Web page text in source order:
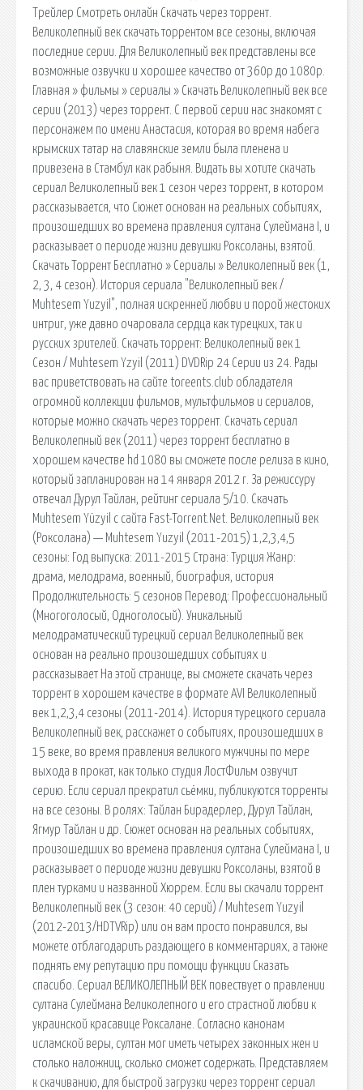
Трейлер Смотреть онлайн Скачать через торрент.
Великолепный век скачать торрентом все сезоны, включая
последние серии. Для Великолепный век представлены все
возможные озвучки и хорошее качество от 360p до 1080p.
Главная » фильмы » сериалы » Скачать Великолепный век все
серии (2013) через торрент. С первой серии нас знакомят с
персонажем по имени Анастасия, которая во время набега
крымских татар на славянские земли была пленена и
привезена в Стамбул как рабыня. Видать вы хотите скачать
сериал Великолепный век 1 сезон через торрент, в котором
рассказывается, что Сюжет основан на реальных событиях,
произошедших во времена правления султана Сулеймана I, и
расказывает о периоде жизни девушки Роксоланы, взятой.
Скачать Торрент Бесплатно » Сериалы » Великолепный век (1,
2, 3, 4 сезон). История сериала "Великолепный век /
Muhtesem Yuzyil", полная искренней любви и порой жестоких
интриг, уже давно очаровала сердца как турецких, так и
русских зрителей. Скачать торрент: Великолепный век 1
Сезон / Muhtesem Yzyil (2011) DVDRip 24 Серии из 24. Рады
вас приветствовать на сайте toreents.club обладателя
огромной коллекции фильмов, мультфильмов и сериалов,
которые можно скачать через торрент. Скачать сериал
Великолепный век (2011) через торрент бесплатно в
хорошем качестве hd 1080 вы сможете после релиза в кино,
который запланирован на 14 января 2012 г. За режиссуру
отвечал Дурул Тайлан, рейтинг сериала 5/10. Скачать
Muhtesem Yüzyil с сайта Fast-Torrent.Net. Великолепный век
(Роксолана) — Muhtesem Yuzyil (2011-2015) 1,2,3,4,5
сезоны: Год выпуска: 2011-2015 Страна: Турция Жанр:
драма, мелодрама, военный, биография, история
Продолжительность: 5 сезонов Перевод: Профессиональный
(Многоголосый, Одноголосый). Уникальный
мелодраматический турецкий сериал Великолепный век
основан на реально произошедших событиях и
рассказывает На этой странице, вы сможете скачать через
торрент в хорошем качестве в формате AVI Великолепный
век 1,2,3,4 сезоны (2011-2014). История турецкого сериала
Великолепный век, расскажет о событиях, произошедших в
15 веке, во время правления великого мужчины по мере
выхода в прокат, как только студия ЛостФильм озвучит
серию. Если сериал прекратил сьёмки, публикуются торренты
на все сезоны. В ролях: Тайлан Бирадерлер, Дурул Тайлан,
Ягмур Тайлан и др. Сюжет основан на реальных событиях,
произошедших во времена правления султана Сулеймана I, и
расказывает о периоде жизни девушки Роксоланы, взятой в
плен турками и названной Хюррем. Если вы скачали торрент
Великолепный век (3 сезон: 40 серий) / Muhtesem Yuzyil
(2012-2013/HDTVRip) или он вам просто понравился, вы
можете отблагодарить раздающего в комментариях, а также
поднять ему репутацию при помощи функции Сказать
спасибо. Сериал ВЕЛИКОЛЕПНЫЙ ВЕК повествует о правлении
султана Сулеймана Великолепного и его страстной любви к
украинской красавице Роксалане. Согласно канонам
исламской веры, султан мог иметь четырех законных жен и
столько наложниц, сколько сможет содержать. Представляем
к скачиванию, для быстрой загрузки через торрент сериал